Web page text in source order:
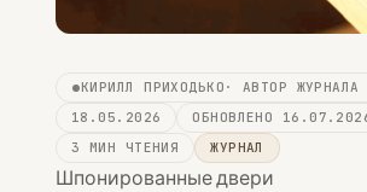
КИРИЛЛ ПРИХОДЬКО · АВТОР ЖУРНАЛА
18.05.2026
ОБНОВЛЕНО
3 МИН ЧТЕНИЯ
ЖУРНАЛ
Шпонированные двери